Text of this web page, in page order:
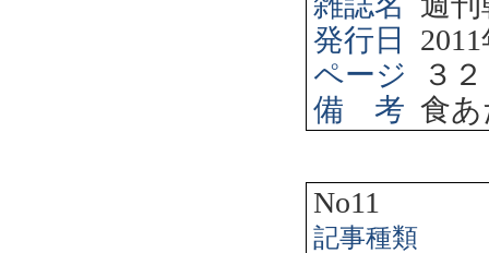
発行日
2011
ページ
３
備 考 食あ
No11
記事種類